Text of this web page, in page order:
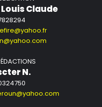
Claude
N.